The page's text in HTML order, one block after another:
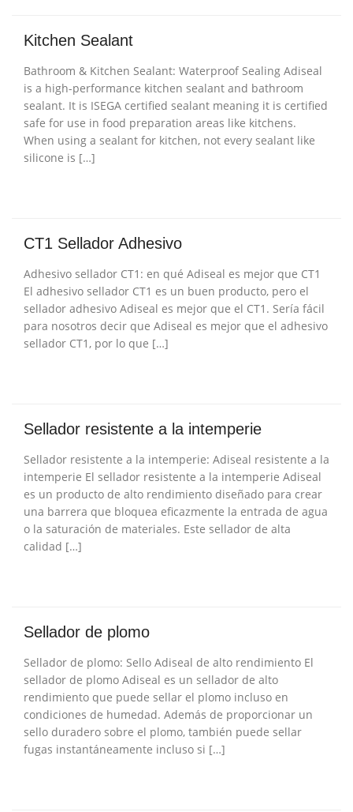
Kitchen Sealant
Bathroom & Kitchen Sealant: Waterproof Sealing Adiseal
is a high-performance kitchen sealant and bathroom
sealant. It is ISEGA certified sealant meaning it is certified
safe for use in food preparation areas like kitchens.
When using a sealant for kitchen, not every sealant like
silicone is […]
CT1 Sellador Adhesivo
Adhesivo sellador CT1: en qué Adiseal es mejor que CT1
El adhesivo sellador CT1 es un buen producto, pero el
sellador adhesivo Adiseal es mejor que el CT1. Sería fácil
para nosotros decir que Adiseal es mejor que el adhesivo
sellador CT1, por lo que […]
Sellador resistente a la intemperie
Sellador resistente a la intemperie: Adiseal resistente a la
intemperie El sellador resistente a la intemperie Adiseal
es un producto de alto rendimiento diseñado para crear
una barrera que bloquea eficazmente la entrada de agua
o la saturación de materiales. Este sellador de alta
calidad […]
Sellador de plomo
Sellador de plomo: Sello Adiseal de alto rendimiento El
sellador de plomo Adiseal es un sellador de alto
rendimiento que puede sellar el plomo incluso en
condiciones de humedad. Además de proporcionar un
sello duradero sobre el plomo, también puede sellar
fugas instantáneamente incluso si […]